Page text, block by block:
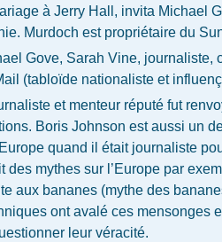
à Jerry Hall, invita Michael
Murdoch est propriétaire du
Gove, Sarah Vine, journaliste,
(tabloïde nationaliste et
et menteur réputé fut
Boris Johnson est aussi un
quand il était journaliste
des mythes sur l’Europe par
aux bananes (mythe des
ont avalé ces mensonges
leur véracité.